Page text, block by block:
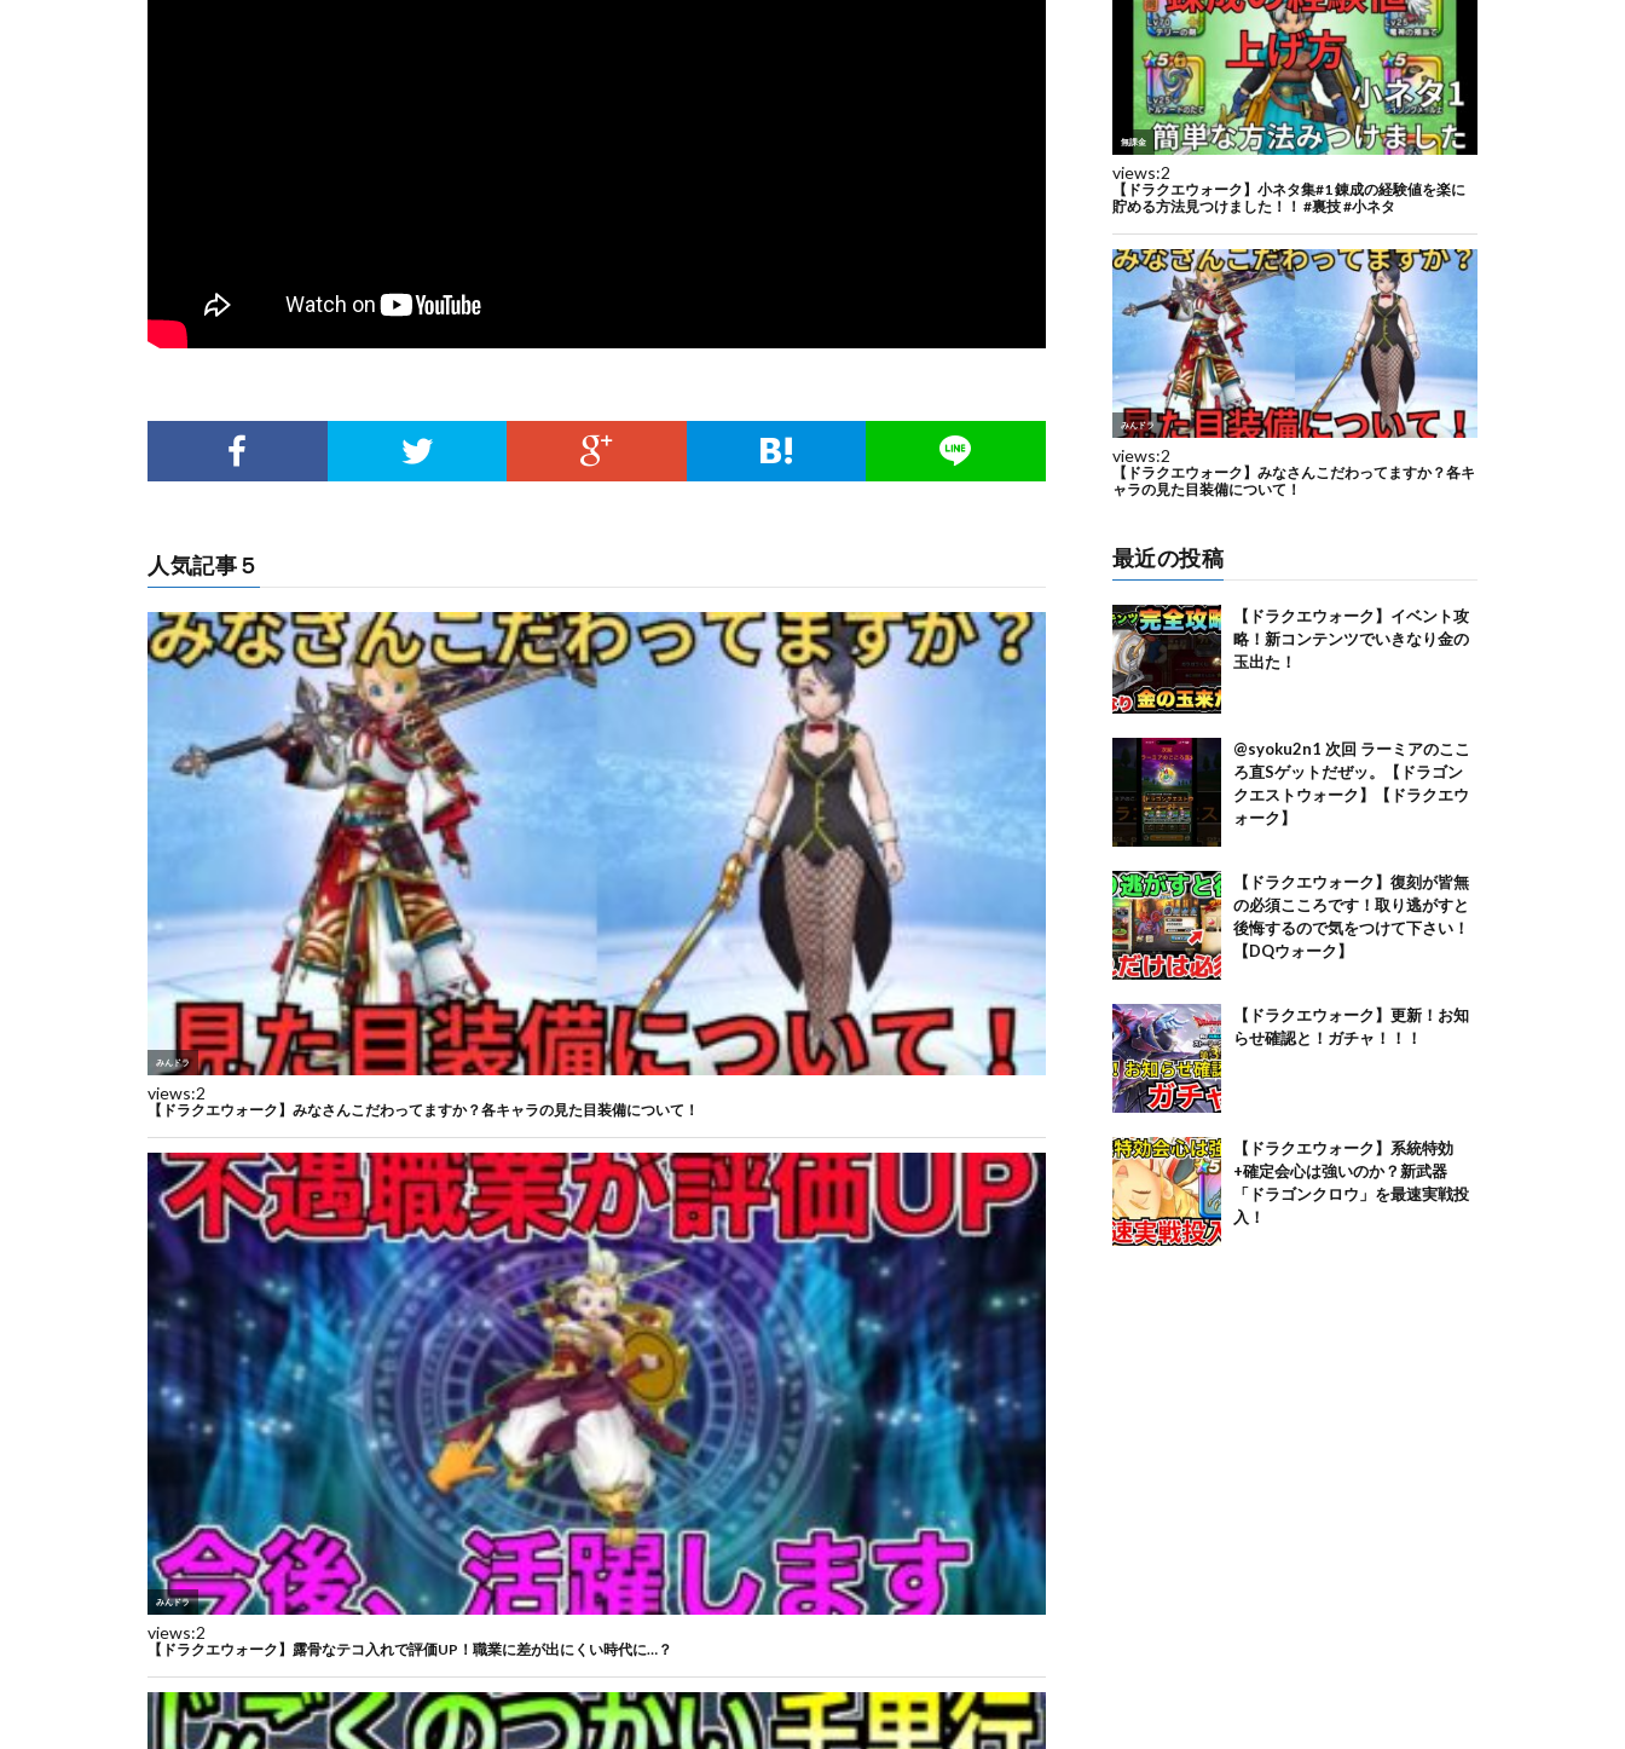
人気記事５ 最近の投稿
【ドラクエウォーク】イベント攻
略！新コンテンツでいきなり金の
玉出た！
@syoku2n1 次回 ラーミアのここ
ろ直Sゲットだぜッ。【ドラゴン
クエストウォーク】【ドラクエウ
ォーク】
【ドラクエウォーク】復刻が皆無
の必須こころです！取り逃がすと
後悔するので気をつけて下さい！
【DQウォーク】
【ドラクエウォーク】更新！お知
らせ確認と！ガチャ！！！
【ドラクエウォーク】系統特効
+確定会心は強いのか？新武器
「ドラゴンクロウ」を最速実戦投
入！